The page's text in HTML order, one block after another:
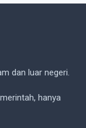
dan luar negeri.
hanya